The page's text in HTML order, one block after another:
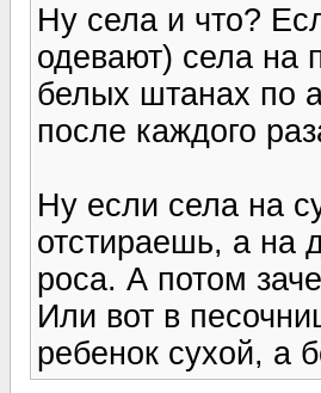
Ну села и что?
одевают) села на
белых штанах по
после каждого
Ну если села на
отстираешь, а на
роса. А потом
Или вот в
ребенок сухой, а